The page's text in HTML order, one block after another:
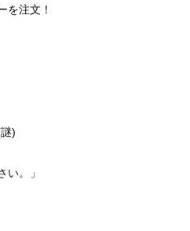
を注文！
)
い。」